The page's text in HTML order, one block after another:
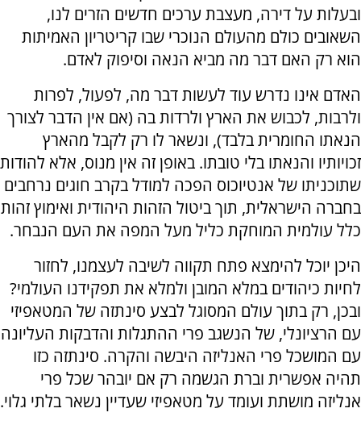
ובעלות על דירה, מעצבת ערכים חדשים הזרים לנו,
השאובים כולם מהעולם הנוכרי שבו קריטריון האמיתות
הוא רק האם דבר מה מביא הנאה וסיפוק לאדם.
האדם אינו נדרש עוד לעשות דבר מה, לפעול, לפרות
ולרבות, לכבוש את הארץ ולרדות בה (אם אין הדבר לצורך
הנאתו החומרית בלבד), ונשאר לו רק לקבל מהארץ
זכויותיו והנאתו בלי טובתו. באופן זה אין מנוס, אלא להודות
שתוכניתו של אנטיוכוס הפכה למודל בקרב חוגים נרחבים
בחברה הישראלית, תוך ביטול הזהות היהודית ואימוץ זהות
כלל עולמית המוחקת כליל מעל המפה את העם הנבחר.
היכן יוכל להימצא פתח תקווה לשיבה לעצמנו, לחזור
לחיות כיהודים במלא המובן ולמלא את תפקידנו העולמי?
ובכן, רק בתוך עולם המסוגל לבצע סינתזה של המטאפיזי
עם הרציונלי, של הנשגב פרי ההתגלות והדבקות העליונה
עם המושכל פרי האנליזה היבשה והקרה. סינתזה כזו
תהיה אפשרית וברת הגשמה רק אם יובהר שכל פרי
אנליזה מושתת ועומד על מטאפיזי שעדיין נשאר בלתי גלוי.